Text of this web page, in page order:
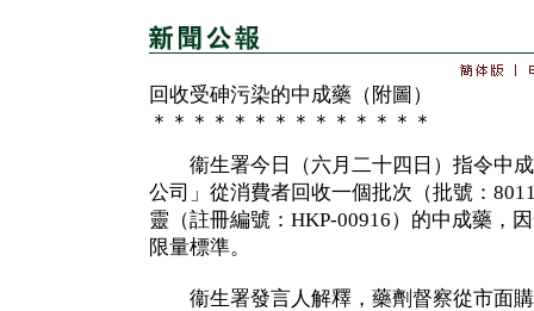
回收受砷污染的中成藥（附圖）
＊＊＊＊＊＊＊＊＊＊＊＊＊＊
衞生署今日（六月二十四日）指令中成
公司」從消費者回收一個批次（批號：
靈（註冊編號：HKP-00916）的中成藥，
限量標準。
衞生署發言人解釋，藥劑督察從市面購